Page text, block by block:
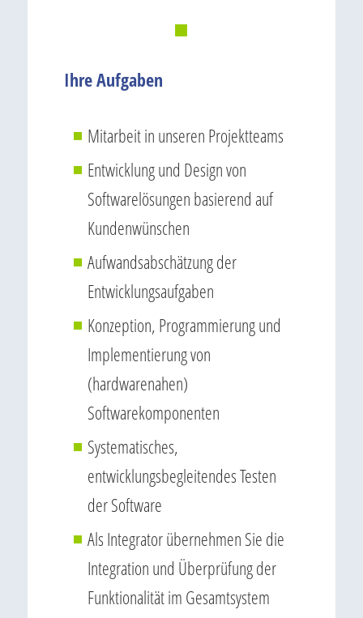
Ihre Aufgaben
Mitarbeit in unseren Projektteams
Entwicklung und Design von
Softwarelösungen basierend auf
Kundenwünschen
Aufwandsabschätzung der
Entwicklungsaufgaben
Konzeption, Programmierung und
Implementierung von
(hardwarenahen)
Softwarekomponenten
Systematisches,
entwicklungsbegleitendes Testen
der Software
Als Integrator übernehmen Sie die
Integration und Überprüfung der
Funktionalität im Gesamtsystem